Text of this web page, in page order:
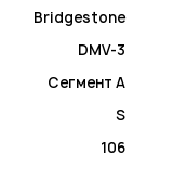
Bridgestone
DMV-3
Сегмент A
S
106